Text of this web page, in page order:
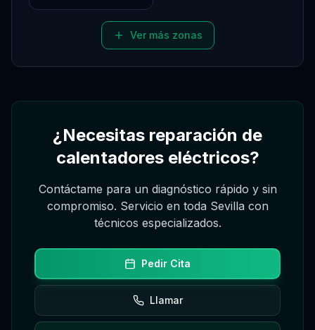
Ver más zonas
¿Necesitas reparación de
calentadores eléctricos?
Contáctame para un diagnóstico rápido y sin
compromiso. Servicio en toda Sevilla con
técnicos especializados.
Pedir Cita
Llamar
Asistente Virtual
pedir, reagendar o cancelar citas desde este
chat, consultando la agenda real.